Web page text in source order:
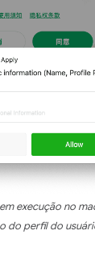
execução no
do perfil do